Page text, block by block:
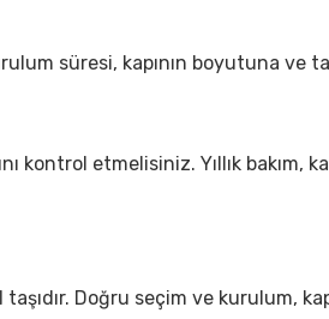
süresi, kapının boyutuna ve
kontrol etmelisiniz. Yıllık bakım,
Doğru seçim ve kurulum,